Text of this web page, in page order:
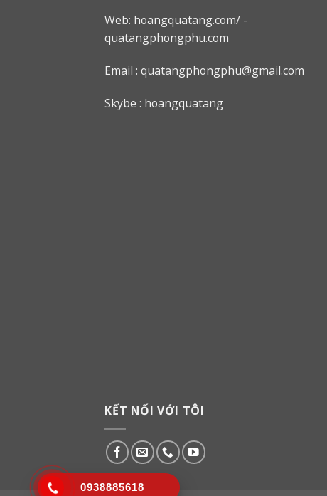
Web: hoangquatang.com/ -
quatangphongphu.com
Email : quatangphongphu@gmail.com
Skybe : hoangquatang
KẾT NỐI VỚI TÔI
0938885618